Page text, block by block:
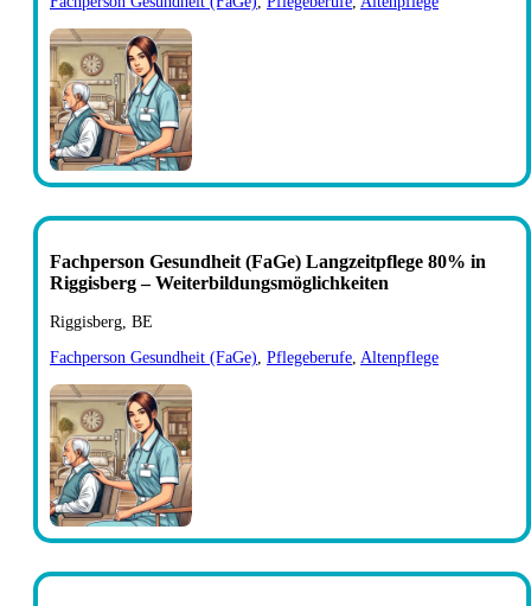
Fachperson Gesundheit (FaGe) Langzeitpflege 80% in
Riggisberg – Weiterbildungsmöglichkeiten
Riggisberg, BE
Fachperson Gesundheit (FaGe), Pflegeberufe, Altenpflege